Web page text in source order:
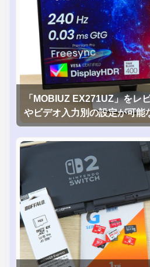
「MOBIUZ EX271UZ」をレ
やビデオ入力別の設定が可能
グモニタを徹底検証